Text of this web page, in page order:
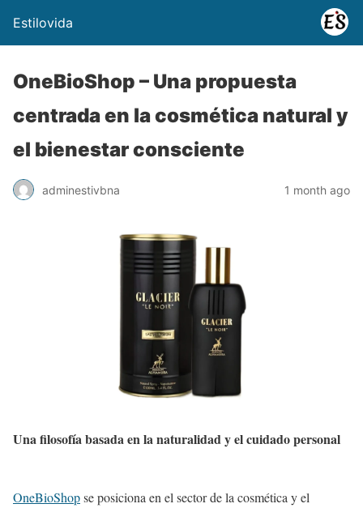
Estilovida
OneBioShop – Una propuesta
centrada en la cosmética natural y
el bienestar consciente
adminestivbna 1 month ago
Una filosofía basada en la naturalidad y el cuidado personal
OneBioShopse posiciona en el sector de la cosmética y el